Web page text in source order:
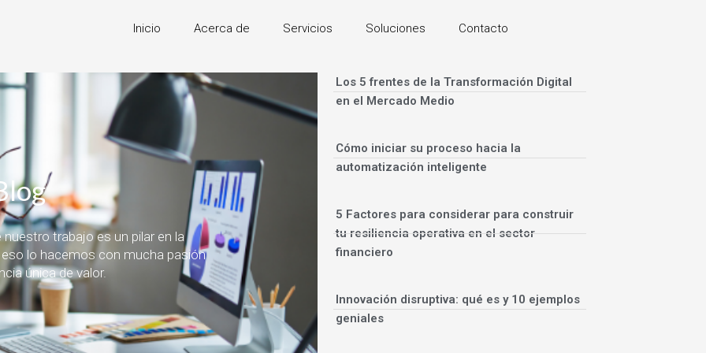
Inicio Acerca de Servicios Soluciones Contacto
trabajo es un pilar en la
lo hacemos con mucha pasión
única de valor.
Los 5 frentes de la Transformación Digital
en el Mercado Medio
Cómo iniciar su proceso hacia la
automatización inteligente
5 Factores para considerar para construir
tu resiliencia operativa en el sector
financiero
Innovación disruptiva: qué es y 10 ejemplos
geniales